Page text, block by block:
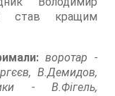
став кращим
воротар -
В.Демидов,
- В.Фігель,